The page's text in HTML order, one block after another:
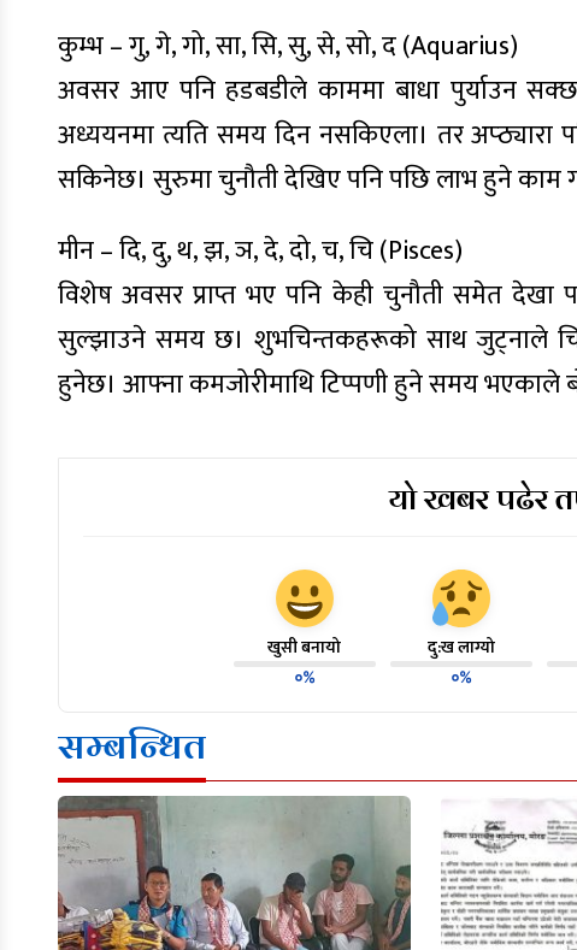
कुम्भ – गु, गे, गो, सा, सि, सु, से, सो, द (Aquarius)
अवसर आए पनि हडबडीले काममा बाधा पुर्याउन
अध्ययनमा त्यति समय दिन नसकिएला। तर अप्ठ्यारा
सकिनेछ। सुरुमा चुनौती देखिए पनि पछि लाभ हुने काम
मीन – दि, दु, थ, झ, ञ, दे, दो, च, चि (Pisces)
विशेष अवसर प्राप्त भए पनि केही चुनौती समेत देखा
सुल्झाउने समय छ। शुभचिन्तकहरूको साथ जुट्नाले
हुनेछ। आफ्ना कमजोरीमाथि टिप्पणी हुने समय भएकाले
यो खबर पढेर
खुसी बनायो
०%
दु:ख लाग्यो
०%
सम्बन्धित